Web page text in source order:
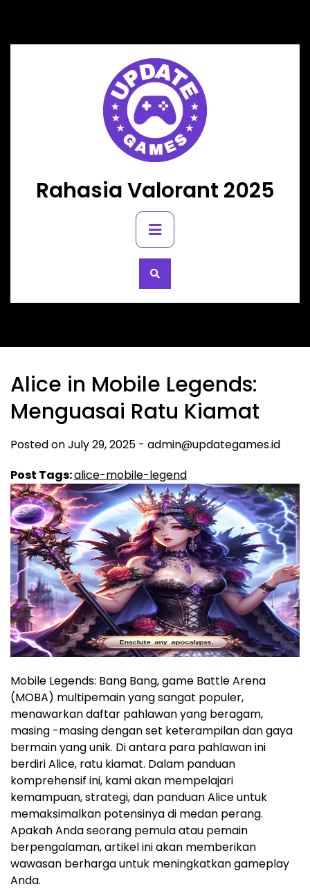
content
Rahasia Valorant 2025
Primary
Menu
Alice in Mobile Legends:
Menguasai Ratu Kiamat
Posted onJuly 29, 2025 - admin@updategames.id
Post Tags:alice-mobile-legend
Mobile Legends: Bang Bang, game Battle Arena
(MOBA) multipemain yang sangat populer,
menawarkan daftar pahlawan yang beragam,
masing -masing dengan set keterampilan dan gaya
bermain yang unik. Di antara para pahlawan ini
berdiri Alice, ratu kiamat. Dalam panduan
komprehensif ini, kami akan mempelajari
kemampuan, strategi, dan panduan Alice untuk
memaksimalkan potensinya di medan perang.
Apakah Anda seorang pemula atau pemain
berpengalaman, artikel ini akan memberikan
wawasan berharga untuk meningkatkan gameplay
Anda.